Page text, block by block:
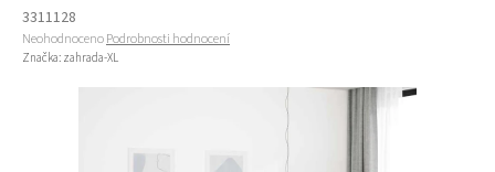
3311128
Průměrné hodnocení produktu je 0,0 z 5 hvězdiček.
NeohodnocenoPodrobnosti hodnocení
Značka: zahrada-XL